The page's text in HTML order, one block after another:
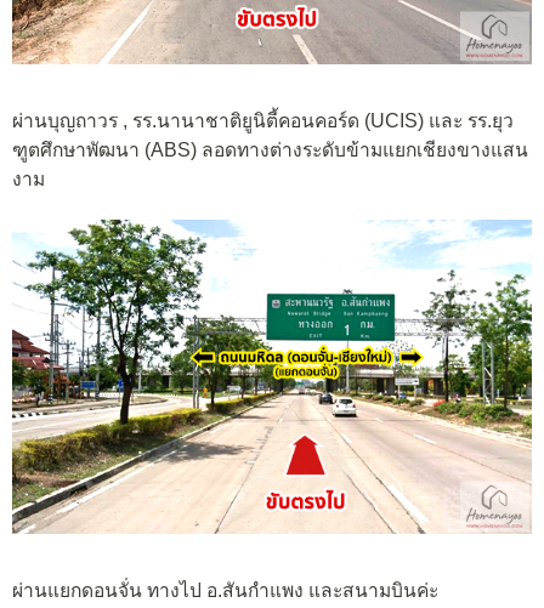
ผ่านบุญถาวร , รร.นานาชาติยูนิตี้คอนคอร์ด (UCIS) และ รร.ยุว
ฑูตศึกษาพัฒนา (ABS) ลอดทางต่างระดับข้ามแยกเชียงขางแสน
งาม
ผ่านแยกดอนจั่น ทางไป อ.สันกำแพง และสนามบินค่ะ